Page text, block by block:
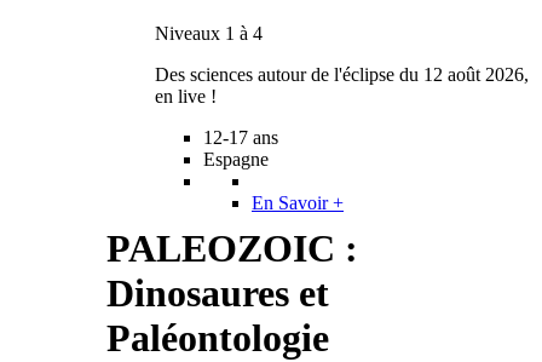
Niveaux 1 à 4
Des sciences autour de l'éclipse du 12 août 2026,
en live !
12-17 ans
Espagne
En Savoir +
PALEOZOIC :
Dinosaures et
Paléontologie